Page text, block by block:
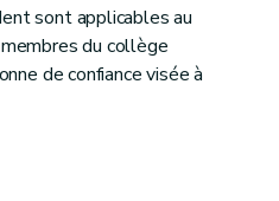
sont applicables au
du collège
de confiance visée à